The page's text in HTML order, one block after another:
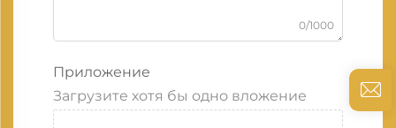
0/1000
Приложение
Загрузите хотя бы одно вложение